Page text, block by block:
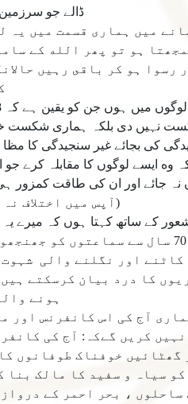
ڈالے جو
ميں ہمارى قسمت ميں يہ
ہو تو پھر الله كے
رسوا ہو كر باقى رہيں
نہيں دى بلكہ ہمارى شكست
كى بجائے غير سنجيدگى كا
وه ايسے لوگوں كا مقابلہ كرے
(آپس ميں اختلاف
کے ساتھ کہتا ہوں کہ میرے یہ
اثر مسلسل 70 سال سے
کاٹنے اور نگلنے والی
کا درد بیان کرسکتے
ہونے
آج کی اس کانفرنس اور
نہیں کریں گےکہ: آج کی
گھٹائیں خوفناک طوفانوں
کو سیاہ و سفید کا مالک
ساحلوں ، بحر احمر کے